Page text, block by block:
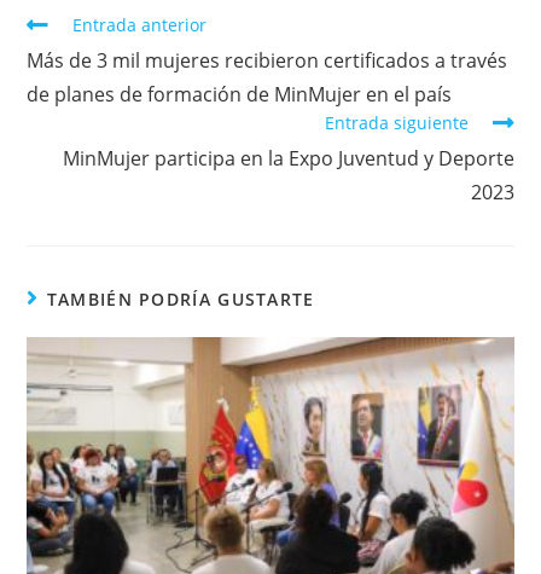
Entrada anterior
Más de 3 mil mujeres recibieron certificados a través
de planes de formación de MinMujer en el país
Entrada siguiente
MinMujer participa en la Expo Juventud y Deporte
2023
TAMBIÉN PODRÍA GUSTARTE